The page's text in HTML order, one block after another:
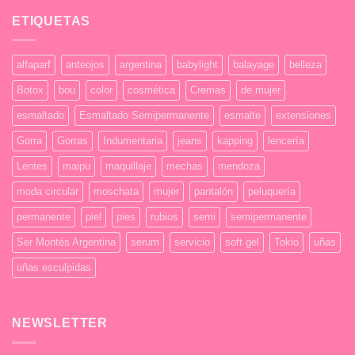
Test
ETIQUETAS
alfaparf anteojos argentina babylight balayage belleza
Botox bou color cosmética Cremas de mujer
esmaltado Esmaltado Semipermanente esmalte extensiones
Gorra Gorras Indumentaria jeans kapping lencería
Lentes maipu maquillaje mechas mendoza
moda circular moschata mujer pantalón peluquería
permanente piel pies rubios semi semipermanente
Ser Montés Argentina serum servicio soft gel Tokio uñas
uñas esculpidas
NEWSLETTER